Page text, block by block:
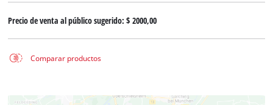
Precio de venta al público sugerido:$ 2000,00
Comparar productos